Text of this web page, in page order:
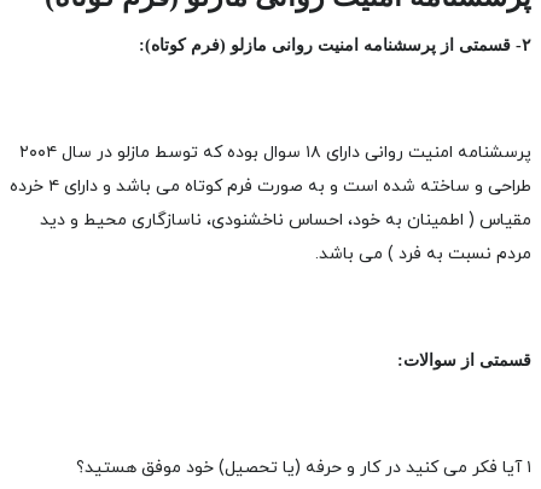
۲- قسمتی از پرسشنامه امنیت روانی مازلو (فرم کوتاه):
پرسشنامه امنیت روانی دارای ۱۸ سوال بوده که توسط مازلو در سال ۲۰۰۴
طراحی و ساخته شده است و به صورت فرم کوتاه می باشد و دارای ۴ خرده
مقیاس ( اطمینان به خود، احساس ناخشنودی، ناسازگاری محیط و دید
مردم نسبت به فرد ) می باشد.
قسمتی از سوالات:
۱ آیا فکر می کنید در کار و حرفه (یا تحصیل) خود موفق هستید؟